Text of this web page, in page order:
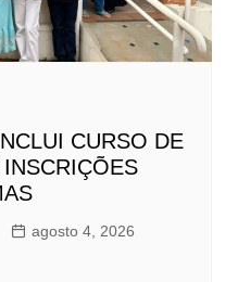
CURSO DE
agosto 4, 2026